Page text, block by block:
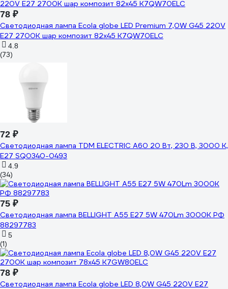
78 ₽
Светодиодная лампа Ecola globe LED Premium 7,0W G45 220V
E27 2700K шар композит 82x45 K7QW70ELC
4.8
(73)
72 ₽
Светодиодная лампа TDM ELECTRIC А60 20 Вт, 230 В, 3000 К,
E27 SQ0340-0493
4.9
(34)
75 ₽
Светодиодная лампа BELLIGHT A55 Е27 5W 470Lm 3000К РФ
88297783
5
(1)
78 ₽
Светодиодная лампа Ecola globe LED 8,0W G45 220V E27